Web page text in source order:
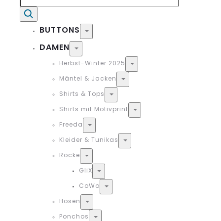
Suche
BUTTONS Toggle
DAMEN Toggle
Herbst-Winter 2025 Toggle
Mäntel & Jacken Toggle
Shirts & Tops Toggle
Shirts mit Motivprint Toggle
Freeda Toggle
Kleider & Tunikas Toggle
Röcke Toggle
GliX Toggle
CoWo Toggle
Hosen Toggle
Ponchos Toggle